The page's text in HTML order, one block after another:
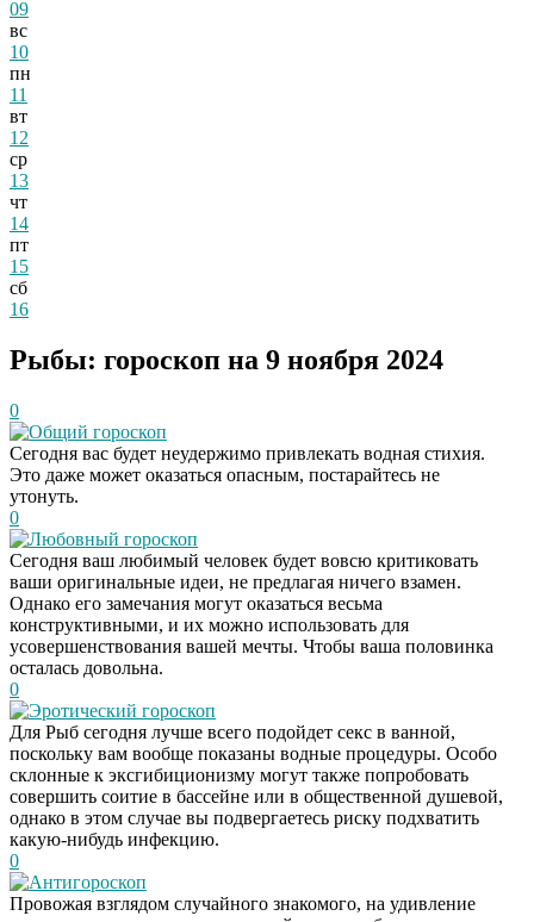
09
вс
10
пн
11
вт
12
ср
13
чт
14
пт
15
сб
16
Рыбы: гороскоп на 9 ноября 2024
0
Общий гороскоп
Сегодня вас будет неудержимо привлекать водная стихия.
Это даже может оказаться опасным, постарайтесь не
утонуть.
0
Любовный гороскоп
Сегодня ваш любимый человек будет вовсю критиковать
ваши оригинальные идеи, не предлагая ничего взамен.
Однако его замечания могут оказаться весьма
конструктивными, и их можно использовать для
усовершенствования вашей мечты. Чтобы ваша половинка
осталась довольна.
0
Эротический гороскоп
Для Рыб сегодня лучше всего подойдет секс в ванной,
поскольку вам вообще показаны водные процедуры. Особо
склонные к эксгибиционизму могут также попробовать
совершить соитие в бассейне или в общественной душевой,
однако в этом случае вы подвергаетесь риску подхватить
какую-нибудь инфекцию.
0
Антигороскоп
Провожая взглядом случайного знакомого, на удивление